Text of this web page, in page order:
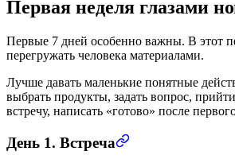
Первая неделя глазами
Первые 7 дней особенно важны. В этот
перегружать человека материалами.
Лучше давать маленькие понятные
выбрать продукты, задать вопрос,
встречу, написать «готово» после
День 1. Встреча